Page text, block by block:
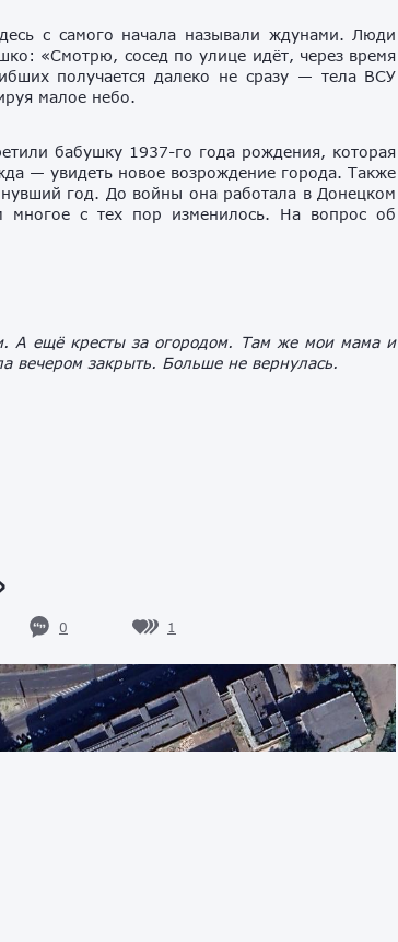
с самого начала называли ждунами. Люди
«Смотрю, сосед по улице идёт, через время
получается далеко не сразу — тела ВСУ
малое небо.
бабушку 1937-го года рождения, которая
— увидеть новое возрождение города. Также
год. До войны она работала в Донецком
многое с тех пор изменилось. На вопрос об
А ещё кресты за огородом. Там же мои мама и
вечером закрыть. Больше не вернулась.
0 1